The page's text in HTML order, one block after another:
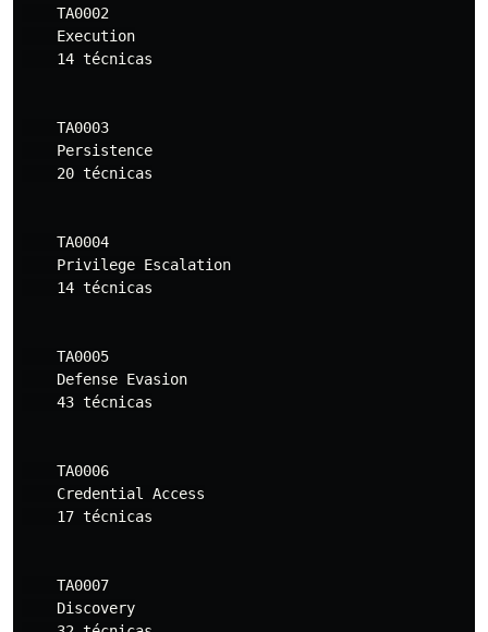
    TA0002
    Execution
    14 técnicas
    TA0003
    Persistence
    20 técnicas
    TA0004
    Privilege Escalation
    14 técnicas
    TA0005
    Defense Evasion
    43 técnicas
    TA0006
    Credential Access
    17 técnicas
    TA0007
    Discovery